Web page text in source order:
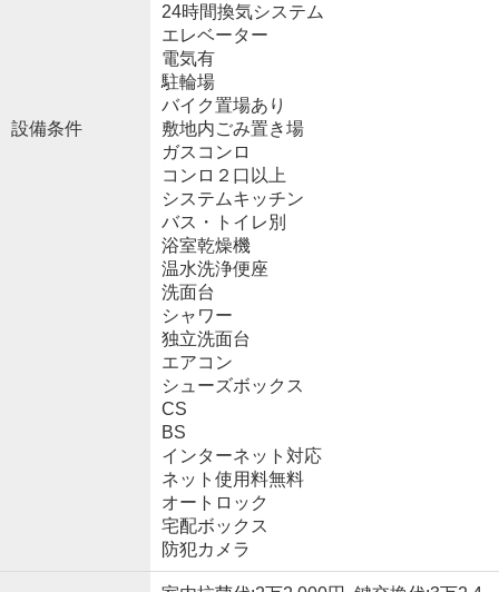
設備条件
24時間換気システム
エレベーター
電気有
駐輪場
バイク置場あり
敷地内ごみ置き場
ガスコンロ
コンロ２口以上
システムキッチン
バス・トイレ別
浴室乾燥機
温水洗浄便座
洗面台
シャワー
独立洗面台
エアコン
シューズボックス
CS
BS
インターネット対応
ネット使用料無料
オートロック
宅配ボックス
防犯カメラ